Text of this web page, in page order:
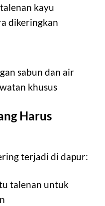
kayu
dikeringkan
sabun dan air
khusus
Harus
terjadi di dapur:
talenan untuk